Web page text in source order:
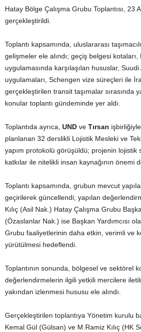
Hatay Bölge Çalışma Grubu Toplantısı, 23
gerçekleştirildi.
Toplantı kapsamında, uluslararası
gelişmeler ele alındı; geçiş belgesi kotaları,
uygulamasında karşılaşılan hususlar,
uygulamaları, Schengen vize süreçleri ile
gerçekleştirilen transit taşımalar sırasında
konular toplantı gündeminde yer aldı.
Toplantıda ayrıca, UND ve Tırsan
planlanan 32 derslikli Lojistik Mesleki ve
yapım protokolü görüşüldü; projenin lojistik
katkılar ile nitelikli insan kaynağının önemi
Toplantı kapsamında, grubun mevcut
geçirilerek güncellendi; yapılan
Kılıç (Asil Nak.) Hatay Çalışma Grubu
(Özaslanlar Nak.) ise Başkan Yardımcısı
Grubu faaliyetlerinin daha etkin, verimli ve
yürütülmesi hedeflendi.
Toplantının sonunda, bölgesel ve sektörel
değerlendirmelerin ilgili yetkili mercilere
yakından izlenmesi hususu ele alındı.
Gerçekleştirilen toplantıya Yönetim kurulu
Kemal Gül (Gülsan) ve M.Ramiz Kılıç (HK